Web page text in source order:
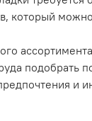
который
подобрать
и